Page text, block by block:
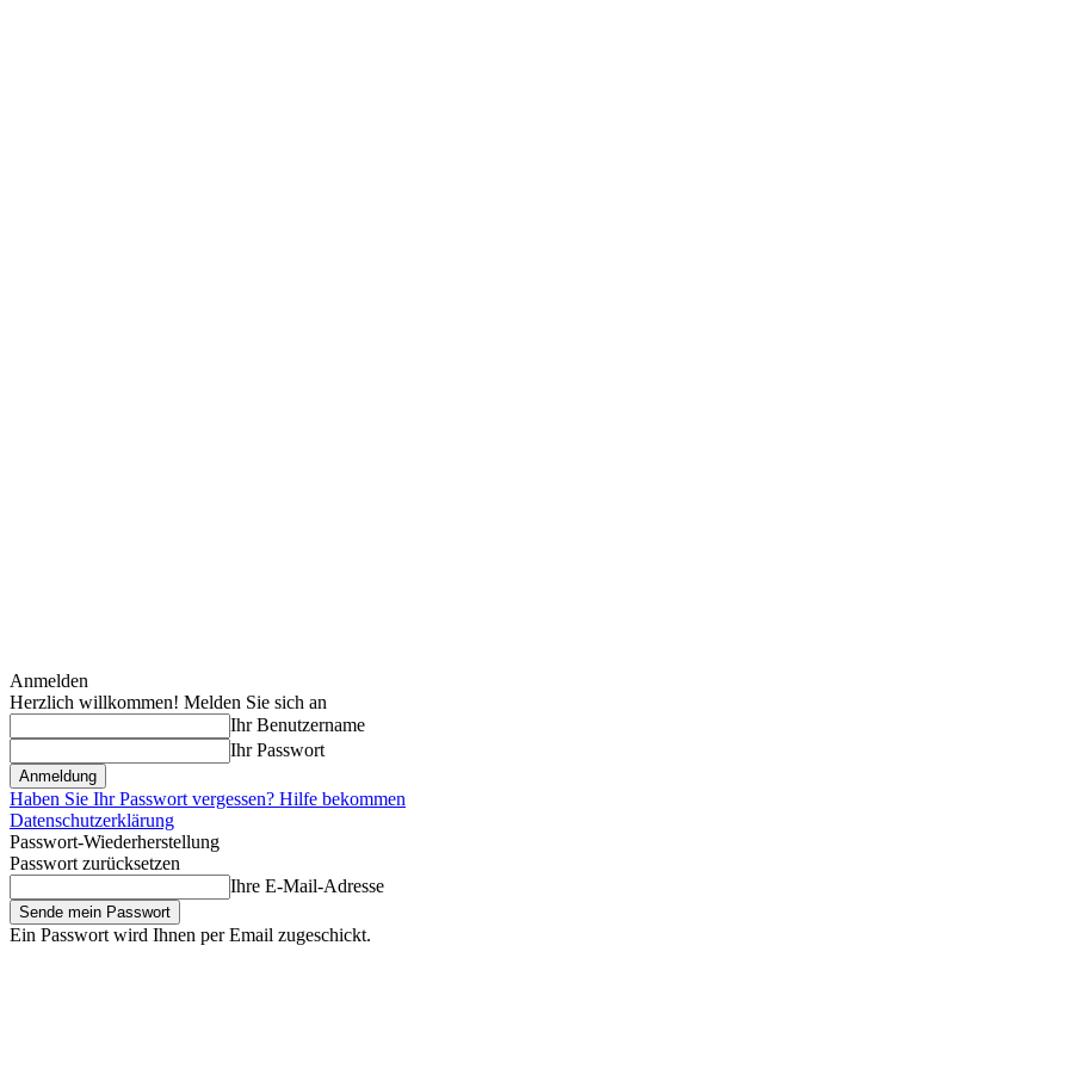
Anmelden
Herzlich willkommen! Melden Sie sich an
Ihr Benutzername
Ihr Passwort
Haben Sie Ihr Passwort vergessen? Hilfe bekommen
Datenschutzerklärung
Passwort-Wiederherstellung
Passwort zurücksetzen
Ihre E-Mail-Adresse
Ein Passwort wird Ihnen per Email zugeschickt.